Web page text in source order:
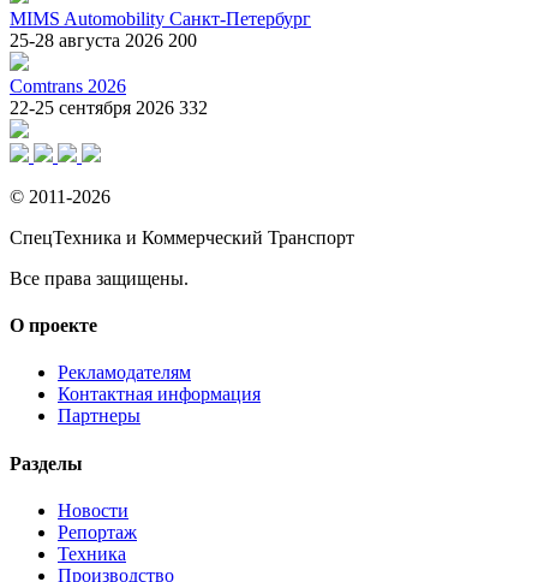
MIMS Automobility Санкт-Петербург
25-28 августа 2026 200
Comtrans 2026
22-25 сентября 2026 332
© 2011-2026
СпецТехника и Коммерческий Транспорт
Все права защищены.
О проекте
Рекламодателям
Контактная информация
Партнеры
Разделы
Новости
Репортаж
Техника
Производство